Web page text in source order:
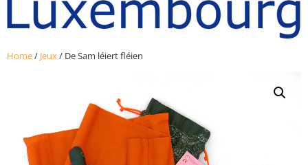
Home/ Jeux/ De Sam léiert fléien